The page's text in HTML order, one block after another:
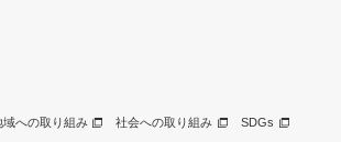
域への取り組み 社会への取り組み SDGs